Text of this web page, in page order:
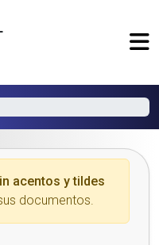
acentos y tildes
documentos.